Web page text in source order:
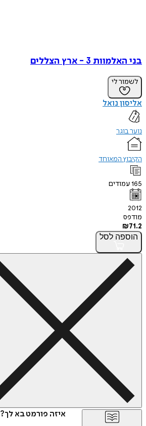
בני האלמוות 3 - ארץ הצללים
לשמור לי
אליסון נואל
נוער בוגר
הקיבוץ המאוחד
165עמודים
2012
מודפס
₪71.2
הוספה לסל
איזה פורמט בא לך?